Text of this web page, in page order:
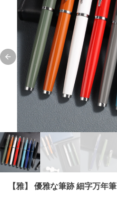
Previous slide
【雅】 優雅な筆跡 細字万年筆